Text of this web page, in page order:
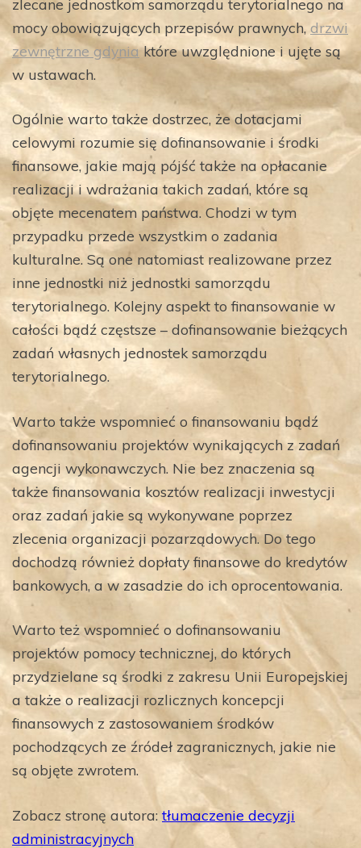
zlecane jednostkom samorządu terytorialnego na
mocy obowiązujących przepisów prawnych, drzwi
zewnętrzne gdyniaktóre uwzględnione i ujęte są
w ustawach.
Ogólnie warto także dostrzec, że dotacjami
celowymi rozumie się dofinansowanie i środki
finansowe, jakie mają pójść także na opłacanie
realizacji i wdrażania takich zadań, które są
objęte mecenatem państwa. Chodzi w tym
przypadku przede wszystkim o zadania
kulturalne. Są one natomiast realizowane przez
inne jednostki niż jednostki samorządu
terytorialnego. Kolejny aspekt to finansowanie w
całości bądź częstsze – dofinansowanie bieżących
zadań własnych jednostek samorządu
terytorialnego.
Warto także wspomnieć o finansowaniu bądź
dofinansowaniu projektów wynikających z zadań
agencji wykonawczych. Nie bez znaczenia są
także finansowania kosztów realizacji inwestycji
oraz zadań jakie są wykonywane poprzez
zlecenia organizacji pozarządowych. Do tego
dochodzą również dopłaty finansowe do kredytów
bankowych, a w zasadzie do ich oprocentowania.
Warto też wspomnieć o dofinansowaniu
projektów pomocy technicznej, do których
przydzielane są środki z zakresu Unii Europejskiej
a także o realizacji rozlicznych koncepcji
finansowych z zastosowaniem środków
pochodzących ze źródeł zagranicznych, jakie nie
są objęte zwrotem.
Zobacz stronę autora: tłumaczenie decyzji
administracyjnych